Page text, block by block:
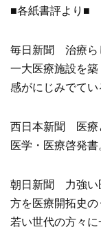
■各紙書評より■
毎日新聞 治療ら
一大医療施設を
感がにじみでてい
西日本新聞 医療
医学・医療啓発書
朝日新聞 力強い
方を医療開拓史
若い世代の方々に